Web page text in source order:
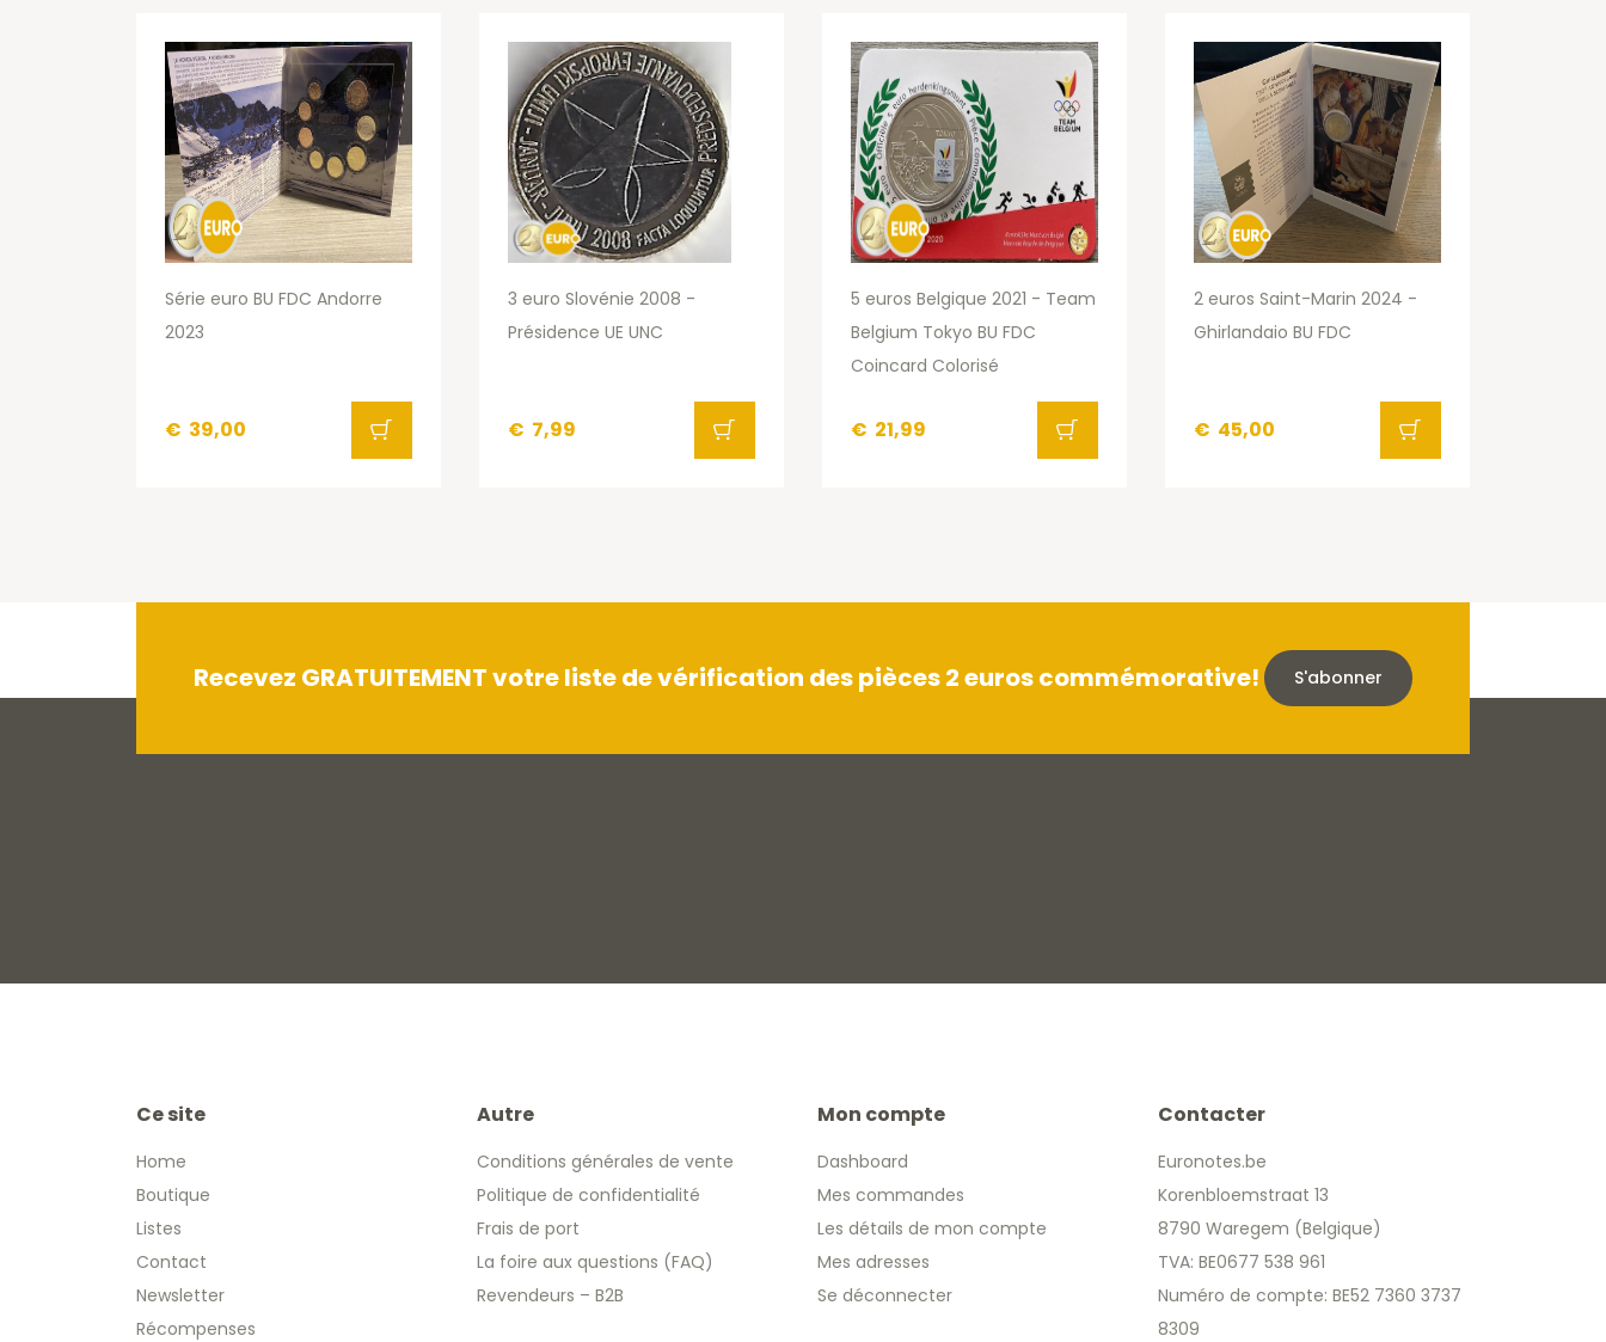
Série euro BU FDC Andorre
2023
€ 39,00
3 euro Slovénie 2008 -
Présidence UE UNC
€ 7,99
5 euros Belgique 2021 - Team
Belgium Tokyo BU FDC
Coincard Colorisé
€ 21,99
2 euros Saint-Marin 2024 -
Ghirlandaio BU FDC
€ 45,00
Recevez GRATUITEMENT votre liste de vérification des pièces 2 euros commémorative! S'abonner
Ce site
Home
Boutique
Listes
Contact
Newsletter
Récompenses
Autre
Conditions générales de vente
Politique de confidentialité
Frais de port
La foire aux questions (FAQ)
Revendeurs – B2B
Mon compte
Dashboard
Mes commandes
Les détails de mon compte
Mes adresses
Se déconnecter
Contacter
Euronotes.be
Korenbloemstraat 13
8790 Waregem (Belgique)
TVA: BE0677 538 961
Numéro de compte: BE52 7360 3737
8309